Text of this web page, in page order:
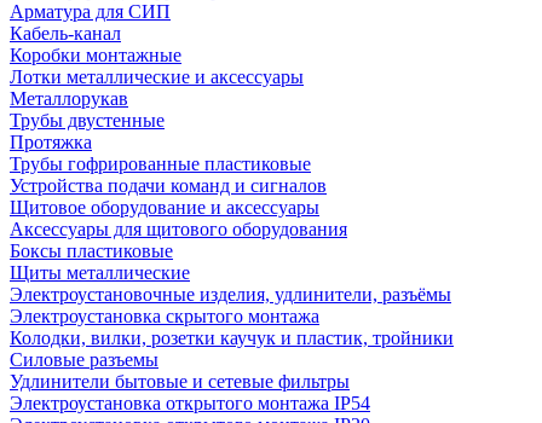
Арматура для СИП
Кабель-канал
Коробки монтажные
Лотки металлические и аксессуары
Металлорукав
Трубы двустенные
Протяжка
Трубы гофрированные пластиковые
Устройства подачи команд и сигналов
Щитовое оборудование и аксессуары
Аксессуары для щитового оборудования
Боксы пластиковые
Щиты металлические
Электроустановочные изделия, удлинители, разъёмы
Электроустановка скрытого монтажа
Колодки, вилки, розетки каучук и пластик, тройники
Силовые разъемы
Удлинители бытовые и сетевые фильтры
Электроустановка открытого монтажа IP54